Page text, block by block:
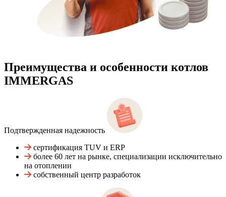
Преимущества и особенности котлов
IMMERGAS
Подтвержденная надежность
сертификация TUV и ERP
более 60 лет на рынке, специализации исключительно
на отоплении
собственный центр разработок